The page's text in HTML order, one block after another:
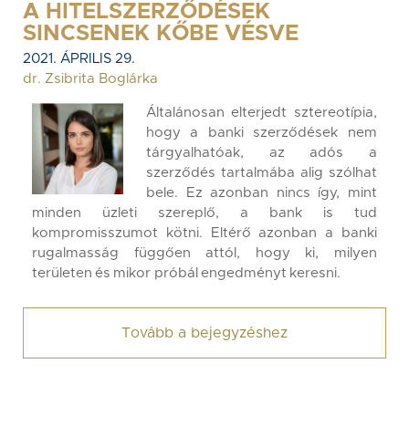
A HITELSZERZŐDÉSEK
SINCSENEK KŐBE VÉSVE
2021. ÁPRILIS 29.
dr. Zsibrita Boglárka
Általánosan elterjedt sztereotípia,
hogy a banki szerződések nem
tárgyalhatóak, az adós a
szerződés tartalmába alig szólhat
bele. Ez azonban nincs így, mint
minden üzleti szereplő, a bank is tud
kompromisszumot kötni. Eltérő azonban a banki
rugalmasság függően attól, hogy ki, milyen
területen és mikor próbál engedményt keresni.
Tovább a bejegyzéshez